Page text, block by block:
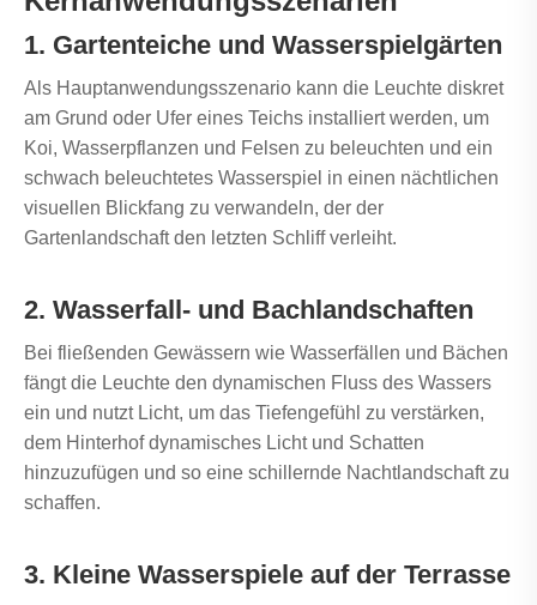
1. Gartenteiche und Wasserspielgärten
Als Hauptanwendungsszenario kann die Leuchte diskret
am Grund oder Ufer eines Teichs installiert werden, um
Koi, Wasserpflanzen und Felsen zu beleuchten und ein
schwach beleuchtetes Wasserspiel in einen nächtlichen
visuellen Blickfang zu verwandeln, der der
Gartenlandschaft den letzten Schliff verleiht.
2. Wasserfall- und Bachlandschaften
Bei fließenden Gewässern wie Wasserfällen und Bächen
fängt die Leuchte den dynamischen Fluss des Wassers
ein und nutzt Licht, um das Tiefengefühl zu verstärken,
dem Hinterhof dynamisches Licht und Schatten
hinzuzufügen und so eine schillernde Nachtlandschaft zu
schaffen.
3. Kleine Wasserspiele auf der Terrasse